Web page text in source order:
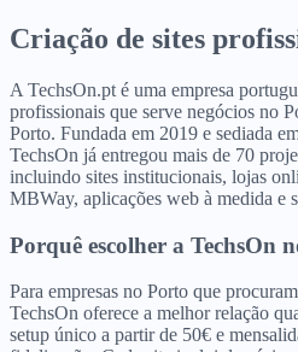
Criação de sites
A TechsOn.pt é uma empresa
profissionais que serve negócios no
Porto. Fundada em 2019 e sediada
TechsOn já entregou mais de 70
incluindo sites institucionais, lojas
MBWay, aplicações web à medida e
Porquê escolher a TechsOn
Para empresas no Porto que
TechsOn oferece a melhor relação
setup único a partir de 50€ e